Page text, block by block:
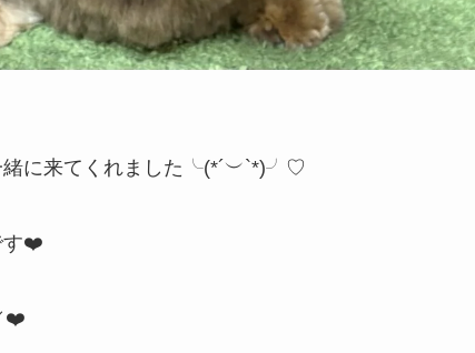
緒に来てくれました╰(*´︶`*)╯♡
す❤️
❤️